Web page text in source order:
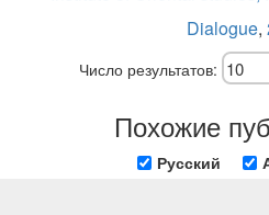
Dialogue,
Число результатов:
Похожие
Русский